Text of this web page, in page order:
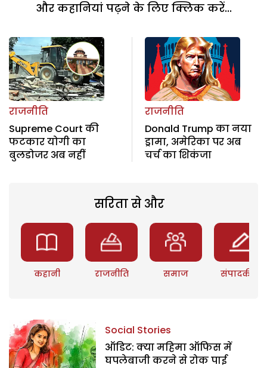
और कहानियां पढ़ने के लिए क्लिक करें...
राजनीति
Supreme Court की
फटकार योगी का
बुलडोजर अब नहीं
राजनीति
Donald Trump का नया
ड्रामा, अमेरिका पर अब
चर्च का शिकंजा
सरिता से और
कहानी राजनीति समाज संपादकीय
Social Stories
ऑडिट: क्या महिमा ऑफिस में
घपलेबाजी करने से रोक पाई